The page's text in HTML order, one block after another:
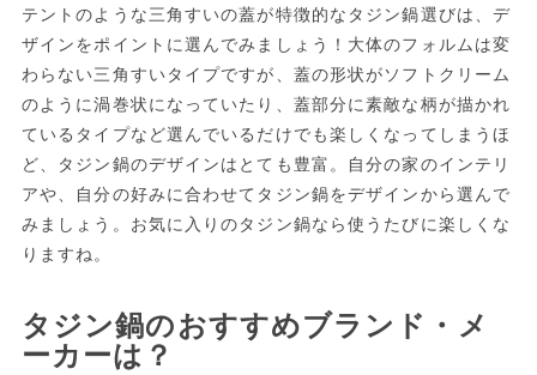
テントのような三角すいの蓋が特徴的なタジン鍋選びは、デ
ザインをポイントに選んでみましょう！大体のフォルムは変
わらない三角すいタイプですが、蓋の形状がソフトクリーム
のように渦巻状になっていたり、蓋部分に素敵な柄が描かれ
ているタイプなど選んでいるだけでも楽しくなってしまうほ
ど、タジン鍋のデザインはとても豊富。自分の家のインテリ
アや、自分の好みに合わせてタジン鍋をデザインから選んで
みましょう。お気に入りのタジン鍋なら使うたびに楽しくな
りますね。
タジン鍋のおすすめブランド・メ
ーカーは？